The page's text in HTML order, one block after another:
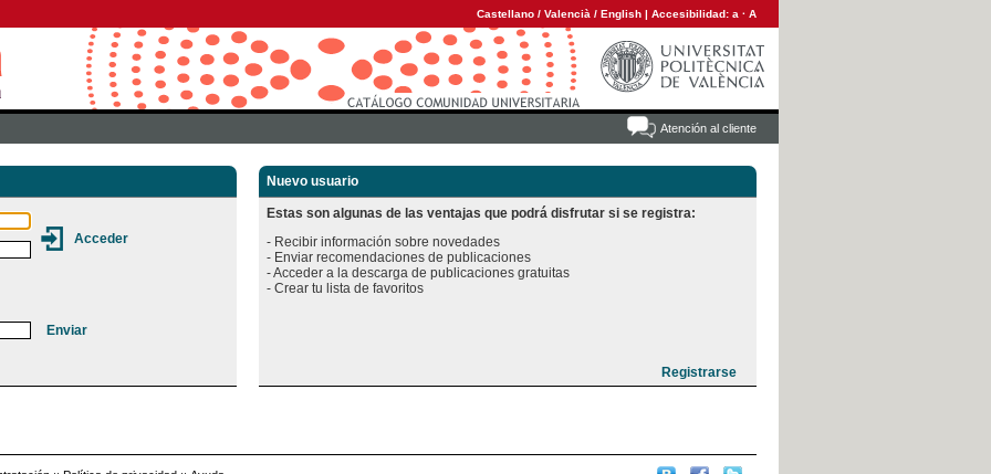
Castellano / Valencià / English | Accesibilidad: a · A
Atención al cliente
Nuevo usuario
Estas son algunas de las ventajas que podrá disfrutar si se registra:
- Recibir información sobre novedades
- Enviar recomendaciones de publicaciones
- Acceder a la descarga de publicaciones gratuitas